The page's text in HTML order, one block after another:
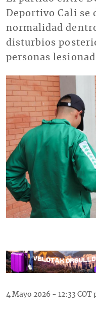
Deportivo Cali se
normalidad
disturbios
personas
Imagen
4 Mayo 2026 - 12:33